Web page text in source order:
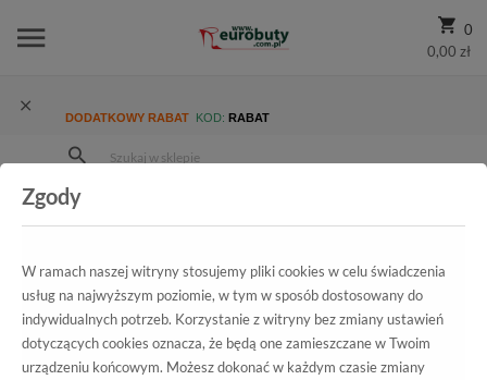
0
0,00 zł
DODATKOWY RABAT KOD: RABAT
BUTY NA SYLWESTRA. 5 STYLOWYCH PROPOZYCJI
Zgody
W ramach naszej witryny stosujemy pliki cookies w celu świadczenia
usług na najwyższym poziomie, w tym w sposób dostosowany do
indywidualnych potrzeb. Korzystanie z witryny bez zmiany ustawień
dotyczących cookies oznacza, że będą one zamieszczane w Twoim
urządzeniu końcowym. Możesz dokonać w każdym czasie zmiany